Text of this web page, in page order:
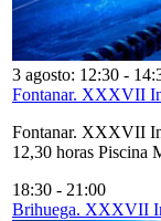
3 agosto: 12:30 -
Fontanar. XXXVII
Fontanar. XXXVII
12,30 horas Piscina
18:30 - 21:00
Brihuega. XXXVII